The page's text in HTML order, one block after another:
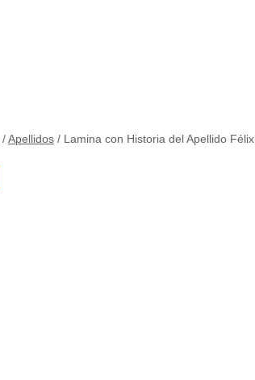
/ Apellidos / Lamina con Historia del Apellido Félix